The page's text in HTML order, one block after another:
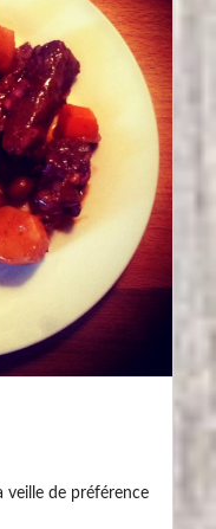
veille de préférence